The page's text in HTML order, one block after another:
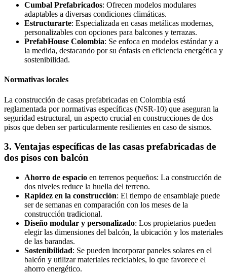
Cumbal Prefabricados: Ofrecen modelos modulares
adaptables a diversas condiciones climáticas.
Estructurarte: Especializada en casas metálicas modernas,
personalizables con opciones para balcones y terrazas.
PrefabHouse Colombia: Se enfoca en modelos estándar y a
la medida, destacando por su énfasis en eficiencia energética y
sostenibilidad.
Normativas locales
La construcción de casas prefabricadas en Colombia está
reglamentada por normativas específicas (NSR-10) que aseguran la
seguridad estructural, un aspecto crucial en construcciones de dos
pisos que deben ser particularmente resilientes en caso de sismos.
3. Ventajas específicas de las casas prefabricadas de
dos pisos con balcón
Ahorro de espacio en terrenos pequeños: La construcción de
dos niveles reduce la huella del terreno.
Rapidez en la construcción: El tiempo de ensamblaje puede
ser de semanas en comparación con los meses de la
construcción tradicional.
Diseño modular y personalizado: Los propietarios pueden
elegir las dimensiones del balcón, la ubicación y los materiales
de las barandas.
Sostenibilidad: Se pueden incorporar paneles solares en el
balcón y utilizar materiales reciclables, lo que favorece el
ahorro energético.